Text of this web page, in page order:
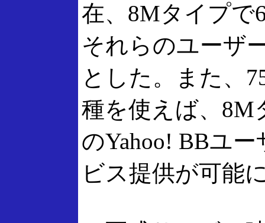
在、8Mタイプで
それらのユーザ
とした。また、
種を使えば、8M
のYahoo! BBユ
ビス提供が可能